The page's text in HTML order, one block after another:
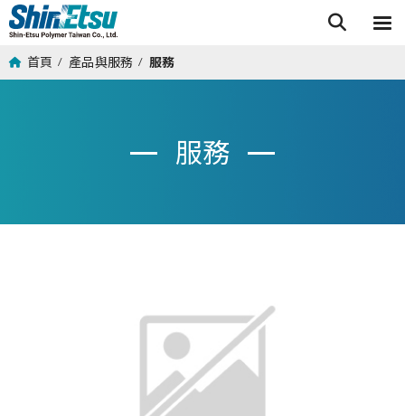
首頁 / 產品與服務 / 服務
服務